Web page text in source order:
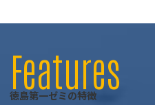
徳島第一ゼミの特徴
Features